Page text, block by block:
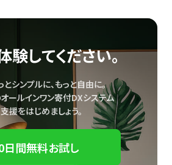
験してください。
シンプルに、もっと自由に。
ールインワン寄付DXシステム
支援をはじめましょう。
日間無料お試し